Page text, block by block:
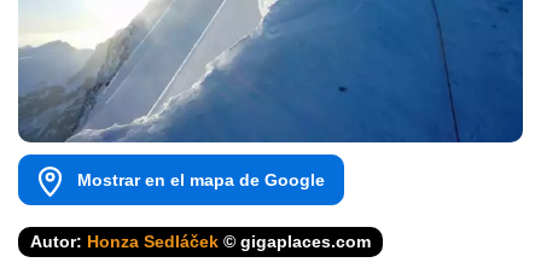
Mostrar en el mapa de Google
Autor: Honza Sedláček © gigaplaces.com